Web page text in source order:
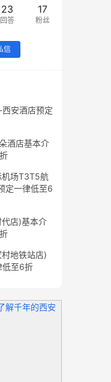
23
回答
17
粉丝
信
安酒店预定
酒店基本介
机场T3T5航
定一律低至6
店)基本介
地铁站店)
低至6折